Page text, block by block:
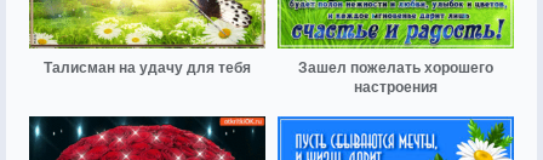
Талисман на удачу для тебя
Зашел пожелать хорошего
настроения